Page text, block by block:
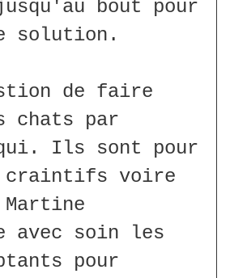
bout pour
solution.
de faire
chats par
Ils sont pour
craintifs voire
avec soin les
pour